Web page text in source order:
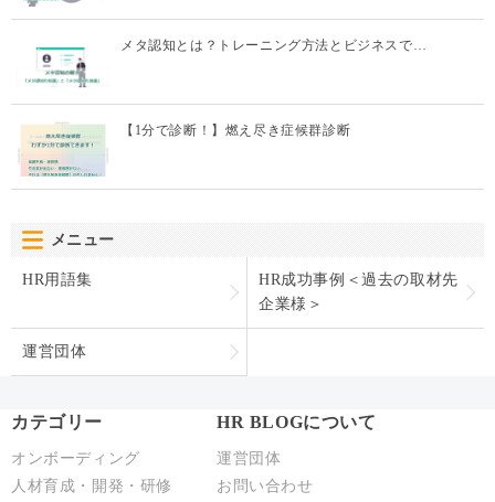
メタ認知とは？トレーニング方法とビジネスで…
【1分で診断！】燃え尽き症候群診断
メニュー
HR用語集
HR成功事例＜過去の取材先
企業様＞
運営団体
カテゴリー
オンボーディング
人材育成・開発・研修
HR BLOGについて
運営団体
お問い合わせ